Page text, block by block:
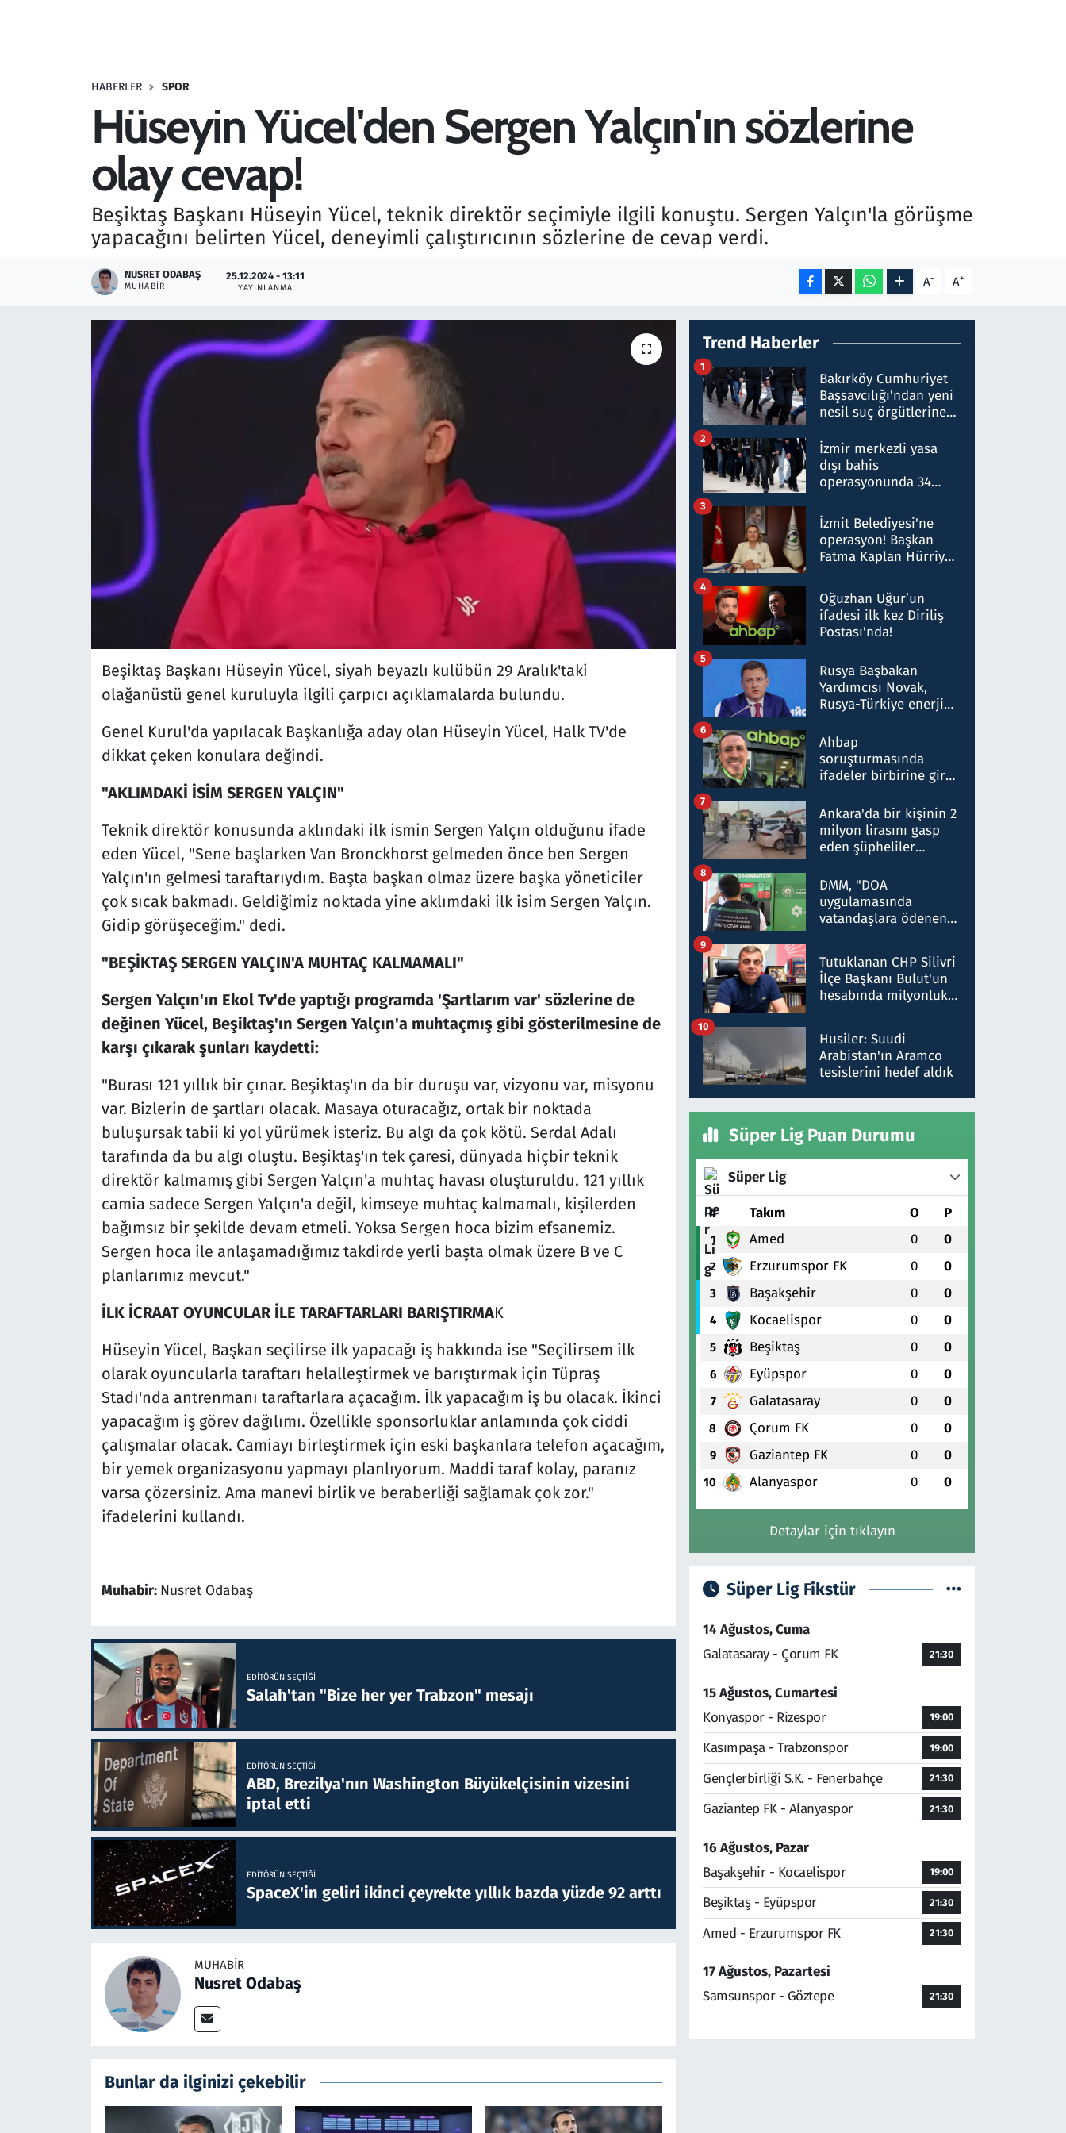
HABERLER SPOR
Hüseyin Yücel'den Sergen Yalçın'ın sözlerine
olay cevap!
Beşiktaş Başkanı Hüseyin Yücel, teknik direktör seçimiyle ilgili konuştu. Sergen Yalçın'la görüşme
yapacağını belirten Yücel, deneyimli çalıştırıcının sözlerine de cevap verdi.
NUSRET ODABAŞ
MUHABIR
25.12.2024 - 13:11
YAYINLANMA A- A+
Beşiktaş Başkanı Hüseyin Yücel, siyah beyazlı kulübün 29 Aralık'taki
olağanüstü genel kuruluyla ilgili çarpıcı açıklamalarda bulundu.
Genel Kurul'da yapılacak Başkanlığa aday olan Hüseyin Yücel, Halk TV'de
dikkat çeken konulara değindi.
"AKLIMDAKİ İSİM SERGEN YALÇIN"
Teknik direktör konusunda aklındaki ilk ismin Sergen Yalçın olduğunu ifade
eden Yücel, "Sene başlarken Van Bronckhorst gelmeden önce ben Sergen
Yalçın'ın gelmesi taraftarıydım. Başta başkan olmaz üzere başka yöneticiler
çok sıcak bakmadı. Geldiğimiz noktada yine aklımdaki ilk isim Sergen Yalçın.
Gidip görüşeceğim." dedi.
"BEŞİKTAŞ SERGEN YALÇIN'A MUHTAÇ KALMAMALI"
Sergen Yalçın'ın Ekol Tv'de yaptığı programda 'Şartlarım var' sözlerine de
değinen Yücel, Beşiktaş'ın Sergen Yalçın'a muhtaçmış gibi gösterilmesine de
karşı çıkarak şunları kaydetti:
"Burası 121 yıllık bir çınar. Beşiktaş'ın da bir duruşu var, vizyonu var, misyonu
var. Bizlerin de şartları olacak. Masaya oturacağız, ortak bir noktada
buluşursak tabii ki yol yürümek isteriz. Bu algı da çok kötü. Serdal Adalı
tarafında da bu algı oluştu. Beşiktaş'ın tek çaresi, dünyada hiçbir teknik
direktör kalmamış gibi Sergen Yalçın'a muhtaç havası oluşturuldu. 121 yıllık
camia sadece Sergen Yalçın'a değil, kimseye muhtaç kalmamalı, kişilerden
bağımsız bir şekilde devam etmeli. Yoksa Sergen hoca bizim efsanemiz.
Sergen hoca ile anlaşamadığımız takdirde yerli başta olmak üzere B ve C
planlarımız mevcut."
İLK İCRAAT OYUNCULAR İLE TARAFTARLARI BARIŞTIRMAK
Hüseyin Yücel, Başkan seçilirse ilk yapacağı iş hakkında ise "Seçilirsem ilk
olarak oyuncularla taraftarı helalleştirmek ve barıştırmak için Tüpraş
Stadı'nda antrenmanı taraftarlara açacağım. İlk yapacağım iş bu olacak. İkinci
yapacağım iş görev dağılımı. Özellikle sponsorluklar anlamında çok ciddi
çalışmalar olacak. Camiayı birleştirmek için eski başkanlara telefon açacağım,
bir yemek organizasyonu yapmayı planlıyorum. Maddi taraf kolay, paranız
varsa çözersiniz. Ama manevi birlik ve beraberliği sağlamak çok zor."
ifadelerini kullandı.
Muhabir: Nusret Odabaş
EDITÖRÜN SEÇTIĞI
Salah'tan "Bize her yer Trabzon" mesajı
EDITÖRÜN SEÇTIĞI
ABD, Brezilya'nın Washington Büyükelçisinin vizesini
iptal etti
EDITÖRÜN SEÇTIĞI
SpaceX'in geliri ikinci çeyrekte yıllık bazda yüzde 92 arttı
MUHABIR
Nusret Odabaş
Bunlar da ilginizi çekebilir
Trend Haberler
Bakırköy Cumhuriyet
Başsavcılığı'ndan yeni
nesil suç örgütlerine
hakkında gözaltı kararı
1
İzmir merkezli yasa
dışı bahis
operasyonunda 34
Milyar liralık para
trafiği tespit edildi
2
İzmit Belediyesi'ne
operasyon! Başkan
Fatma Kaplan Hürriyet
3
Oğuzhan Uğur’un
ifadesi ilk kez Diriliş
Postası'nda!
4
Rusya Başbakan
Yardımcısı Novak,
Rusya-Türkiye enerji
nitelikte olduğunu
belirtti
5
Ahbap
soruşturmasında
ifadeler birbirine girdi:
ifadelerinden ortaya
çıkan tablo şok etti
6
Ankara'da bir kişinin 2
milyon lirasını gasp
eden şüpheliler
7
DMM, "DOA
uygulamasında
vatandaşlara ödenen
düşürüldüğü" iddiasını
yalanladı
8
Tutuklanan CHP Silivri
İlçe Başkanı Bulut'un
hesabında milyonluk
talimat verdi, ben
gönderdim
9
Husiler: Suudi
Arabistan'ın Aramco
tesislerini hedef aldık
10
Süper Lig Puan Durumu
Süper Lig
# Takım O P
1 Amed 0 0
2 Erzurumspor FK 0 0
3 Başakşehir 0 0
4 Kocaelispor 0 0
5 Beşiktaş 0 0
6 Eyüpspor 0 0
7 Galatasaray 0 0
8 Çorum FK 0 0
9 Gaziantep FK 0 0
10 Alanyaspor 0 0
Detaylar için tıklayın
Süper Lig Fikstür
14 Ağustos, Cuma
Galatasaray - Çorum FK
21:30
15 Ağustos, Cumartesi
Konyaspor - Rizespor
19:00
Kasımpaşa - Trabzonspor 19:00
Gençlerbirliği S.K. - Fenerbahçe 21:30
Gaziantep FK - Alanyaspor 21:30
16 Ağustos, Pazar
Başakşehir - Kocaelispor
19:00
Beşiktaş - Eyüpspor 21:30
Amed - Erzurumspor FK 21:30
17 Ağustos, Pazartesi
Samsunspor - Göztepe
21:30
Savunma Sanayi
Teknoloji ve Bilim
Televizyon